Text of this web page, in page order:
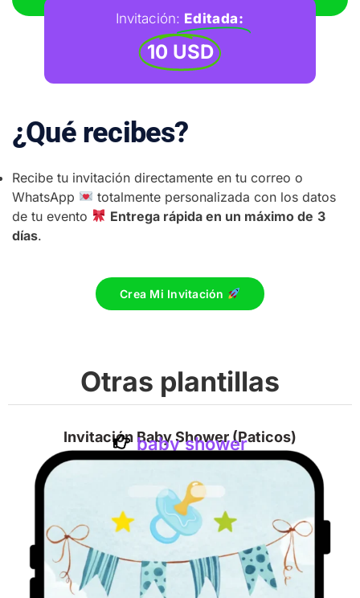
Invitación: Editada:
10 USD
¿Qué recibes?
Recibe tu invitación directamente en tu correo o
WhatsApp
totalmente personalizada con los datos
de tu evento
Entrega rápida en un máximo de 3
días.
Crea Mi Invitación
Otras plantillas
Invitación Baby Shower (Paticos)
baby shower